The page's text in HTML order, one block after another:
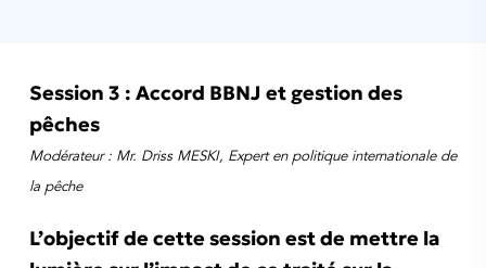
Session 3 : Accord BBNJ et gestion des
pêches
Modérateur : Mr. Driss MESKI, Expert en politique internationale de
la pêche
L’objectif de cette session est de mettre la